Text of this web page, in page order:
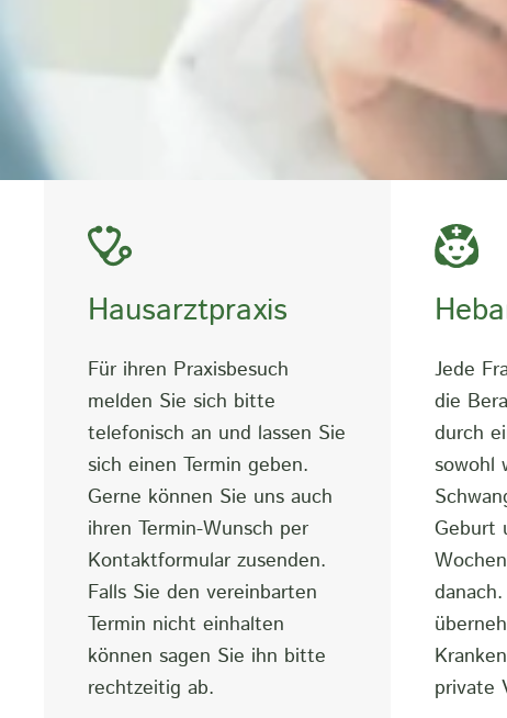
Hausarztpraxis
Für ihren Praxisbesuch
melden Sie sich bitte
telefonisch an und lassen Sie
sich einen Termin geben.
Gerne können Sie uns auch
ihren Termin-Wunsch per
Kontaktformular zusenden.
Falls Sie den vereinbarten
Termin nicht einhalten
können sagen Sie ihn bitte
rechtzeitig ab.
Jede
die
durch
sowohl
Geburt
private